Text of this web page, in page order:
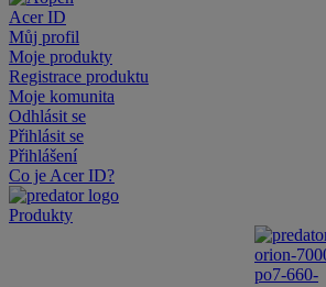
Acer ID
Můj profil
Moje produkty
Registrace produktu
Moje komunita
Odhlásit se
Přihlásit se
Přihlášení
Co je Acer ID?
Produkty